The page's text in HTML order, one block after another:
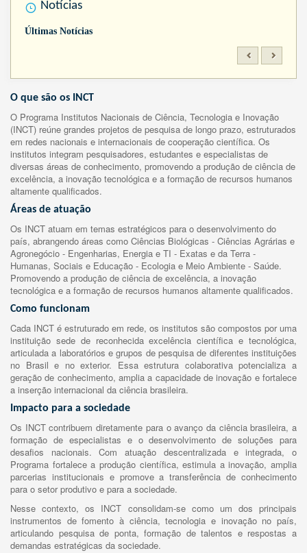
Notícias
Últimas Notícias
O que são os INCT
O Programa Institutos Nacionais de Ciência, Tecnologia e Inovação
(INCT) reúne grandes projetos de pesquisa de longo prazo, estruturados
em redes nacionais e internacionais de cooperação científica. Os
institutos integram pesquisadores, estudantes e especialistas de
diversas áreas de conhecimento, promovendo a produção de ciência de
excelência, a inovação tecnológica e a formação de recursos humanos
altamente qualificados.
Áreas de atuação
Os INCT atuam em temas estratégicos para o desenvolvimento do
país, abrangendo áreas como Ciências Biológicas - Ciências Agrárias e
Agronegócio - Engenharias, Energia e TI - Exatas e da Terra -
Humanas, Sociais e Educação - Ecologia e Meio Ambiente - Saúde.
Promovendo a produção de ciência de excelência, a inovação
tecnológica e a formação de recursos humanos altamente qualificados.
Como funcionam
Cada INCT é estruturado em rede, os institutos são compostos por uma
instituição sede de reconhecida excelência científica e tecnológica,
articulada a laboratórios e grupos de pesquisa de diferentes instituições
no Brasil e no exterior. Essa estrutura colaborativa potencializa a
geração de conhecimento, amplia a capacidade de inovação e fortalece
a inserção internacional da ciência brasileira.
Impacto para a sociedade
Os INCT contribuem diretamente para o avanço da ciência brasileira, a
formação de especialistas e o desenvolvimento de soluções para
desafios nacionais. Com atuação descentralizada e integrada, o
Programa fortalece a produção científica, estimula a inovação, amplia
parcerias institucionais e promove a transferência de conhecimento
para o setor produtivo e para a sociedade.
Nesse contexto, os INCT consolidam-se como um dos principais
instrumentos de fomento à ciência, tecnologia e inovação no país,
articulando pesquisa de ponta, formação de talentos e respostas a
demandas estratégicas da sociedade.